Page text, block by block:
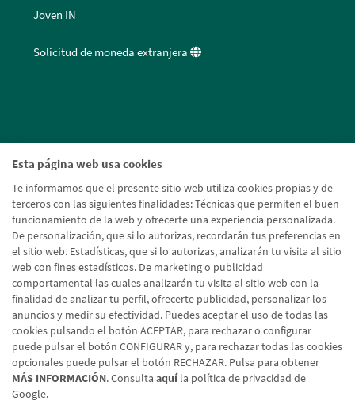
Esta página web usa cookies
Te informamos que el presente sitio web utiliza cookies propias y de
terceros con las siguientes finalidades: Técnicas que permiten el buen
funcionamiento de la web y ofrecerte una experiencia personalizada.
De personalización, que si lo autorizas, recordarán tus preferencias en
el sitio web. Estadísticas, que si lo autorizas, analizarán tu visita al sitio
web con fines estadísticos. De marketing o publicidad
comportamental las cuales analizarán tu visita al sitio web con la
finalidad de analizar tu perfil, ofrecerte publicidad, personalizar los
anuncios y medir su efectividad. Puedes aceptar el uso de todas las
cookies pulsando el botón ACEPTAR, para rechazar o configurar
puede pulsar el botón CONFIGURAR y, para rechazar todas las cookies
opcionales puede pulsar el botón RECHAZAR. Pulsa para obtener
MÁS INFORMACIÓN. Consulta aquíla política de privacidad de
Google.
Joven IN
Solicitud de moneda extranjera
Aviso legal